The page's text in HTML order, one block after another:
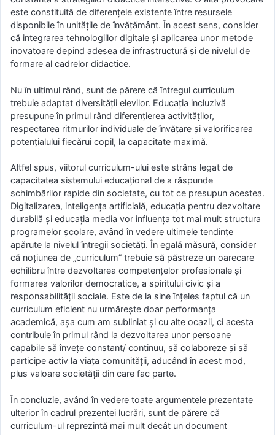
este constituită de diferențele existente între resursele
disponibile în unitățile de învățământ. În acest sens, consider
că integrarea tehnologiilor digitale și aplicarea unor metode
inovatoare depind adesea de infrastructură și de nivelul de
formare al cadrelor didactice.
Nu în ultimul rând, sunt de părere că întregul curriculum
trebuie adaptat diversității elevilor. Educația incluzivă
presupune în primul rând diferențierea activităților,
respectarea ritmurilor individuale de învățare și valorificarea
potențialului fiecărui copil, la capacitate maximă.
Altfel spus, viitorul curriculum-ului este strâns legat de
capacitatea sistemului educațional de a răspunde
schimbărilor rapide din societate, cu tot ce presupun acestea.
Digitalizarea, inteligența artificială, educația pentru dezvoltare
durabilă și educația media vor influența tot mai mult structura
programelor școlare, având în vedere ultimele tendințe
apărute la nivelul întregii societăți. În egală măsură, consider
că noțiunea de „curriculum” trebuie să păstreze un oarecare
echilibru între dezvoltarea competențelor profesionale și
formarea valorilor democratice, a spiritului civic și a
responsabilității sociale. Este de la sine înțeles faptul că un
curriculum eficient nu urmărește doar performanța
academică, așa cum am subliniat și cu alte ocazii, ci acesta
contribuie în primul rând la dezvoltarea unor persoane
capabile să învețe constant/ continuu, să colaboreze și să
participe activ la viața comunității, aducând în acest mod,
plus valoare societății din care fac parte.
În concluzie, având în vedere toate argumentele prezentate
ulterior în cadrul prezentei lucrări, sunt de părere că
curriculum-ul reprezintă mai mult decât un document